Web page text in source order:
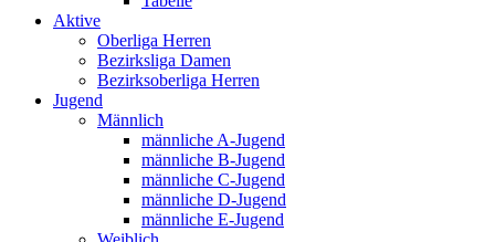
Aktive
Oberliga Herren
Bezirksliga Damen
Bezirksoberliga Herren
Jugend
Männlich
männliche A-Jugend
männliche B-Jugend
männliche C-Jugend
männliche D-Jugend
männliche E-Jugend